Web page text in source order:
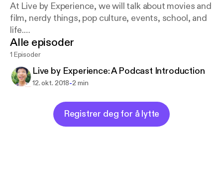
At Live by Experience, we will talk about movies and
film, nerdy things, pop culture, events, school, and
life.
This is a place for me to get my experiences out
there and hopefully here about your own
experiences as well!
Alle episoder
1 Episoder
Live by Experience: A Podcast Introduction
12. okt. 2018-2 min
Registrer deg for å lytte